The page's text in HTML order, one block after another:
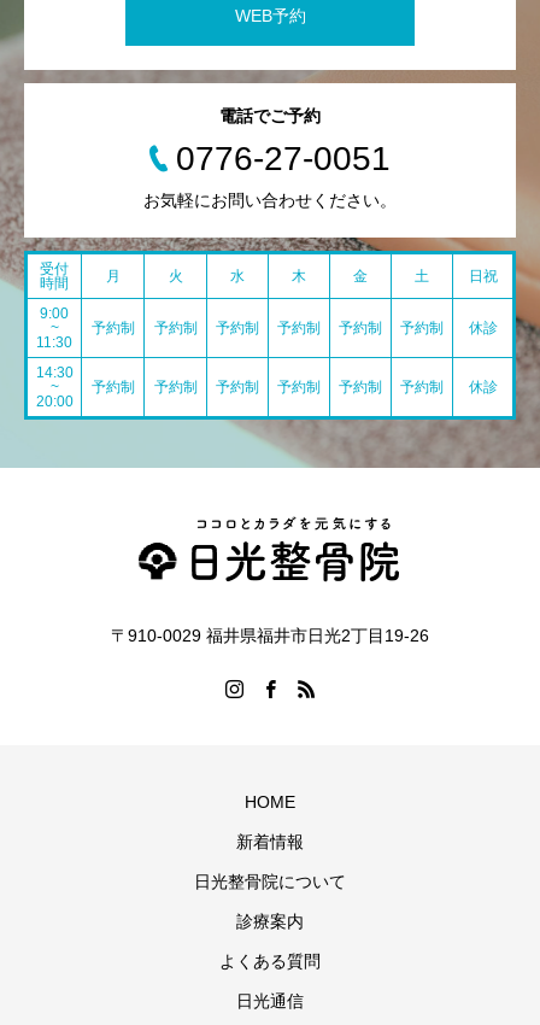
WEB予約
電話でご予約
0776-27-0051
お気軽にお問い合わせください。
受付
時間
月 火 水 木 金 土 日祝
9:00
~
11:30
予約制 予約制 予約制 予約制 予約制 予約制 休診
14:30
~
20:00
予約制 予約制 予約制 予約制 予約制 予約制 休診
〒910-0029 福井県福井市日光2丁目19-26
HOME
新着情報
日光整骨院について
診療案内
よくある質問
日光通信